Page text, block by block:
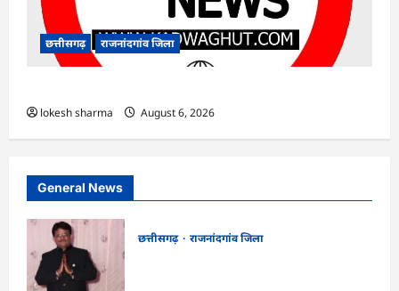
छत्तीसगढ़ राजनांदगांव जिला
lokesh sharma August 6, 2026
General News
छत्तीसगढ़
राजनांदगांव जिला